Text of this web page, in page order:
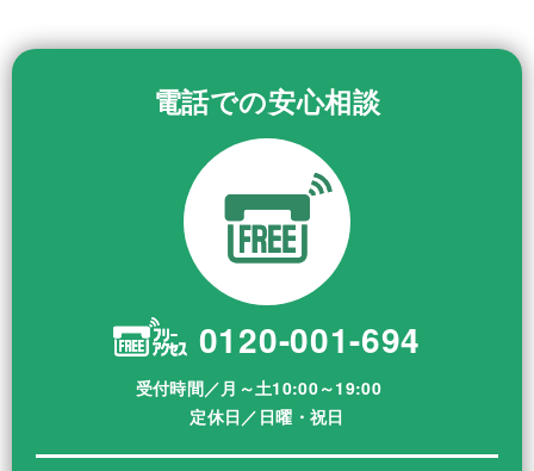
電話での安心相談
0120-001-694
受付時間／月～土10:00～19:00
定休日／日曜・祝日